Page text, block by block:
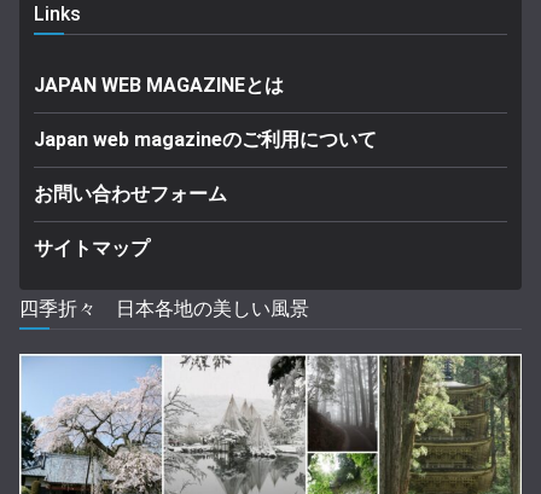
Links
JAPAN WEB MAGAZINEとは
Japan web magazineのご利用について
お問い合わせフォーム
サイトマップ
四季折々 日本各地の美しい風景